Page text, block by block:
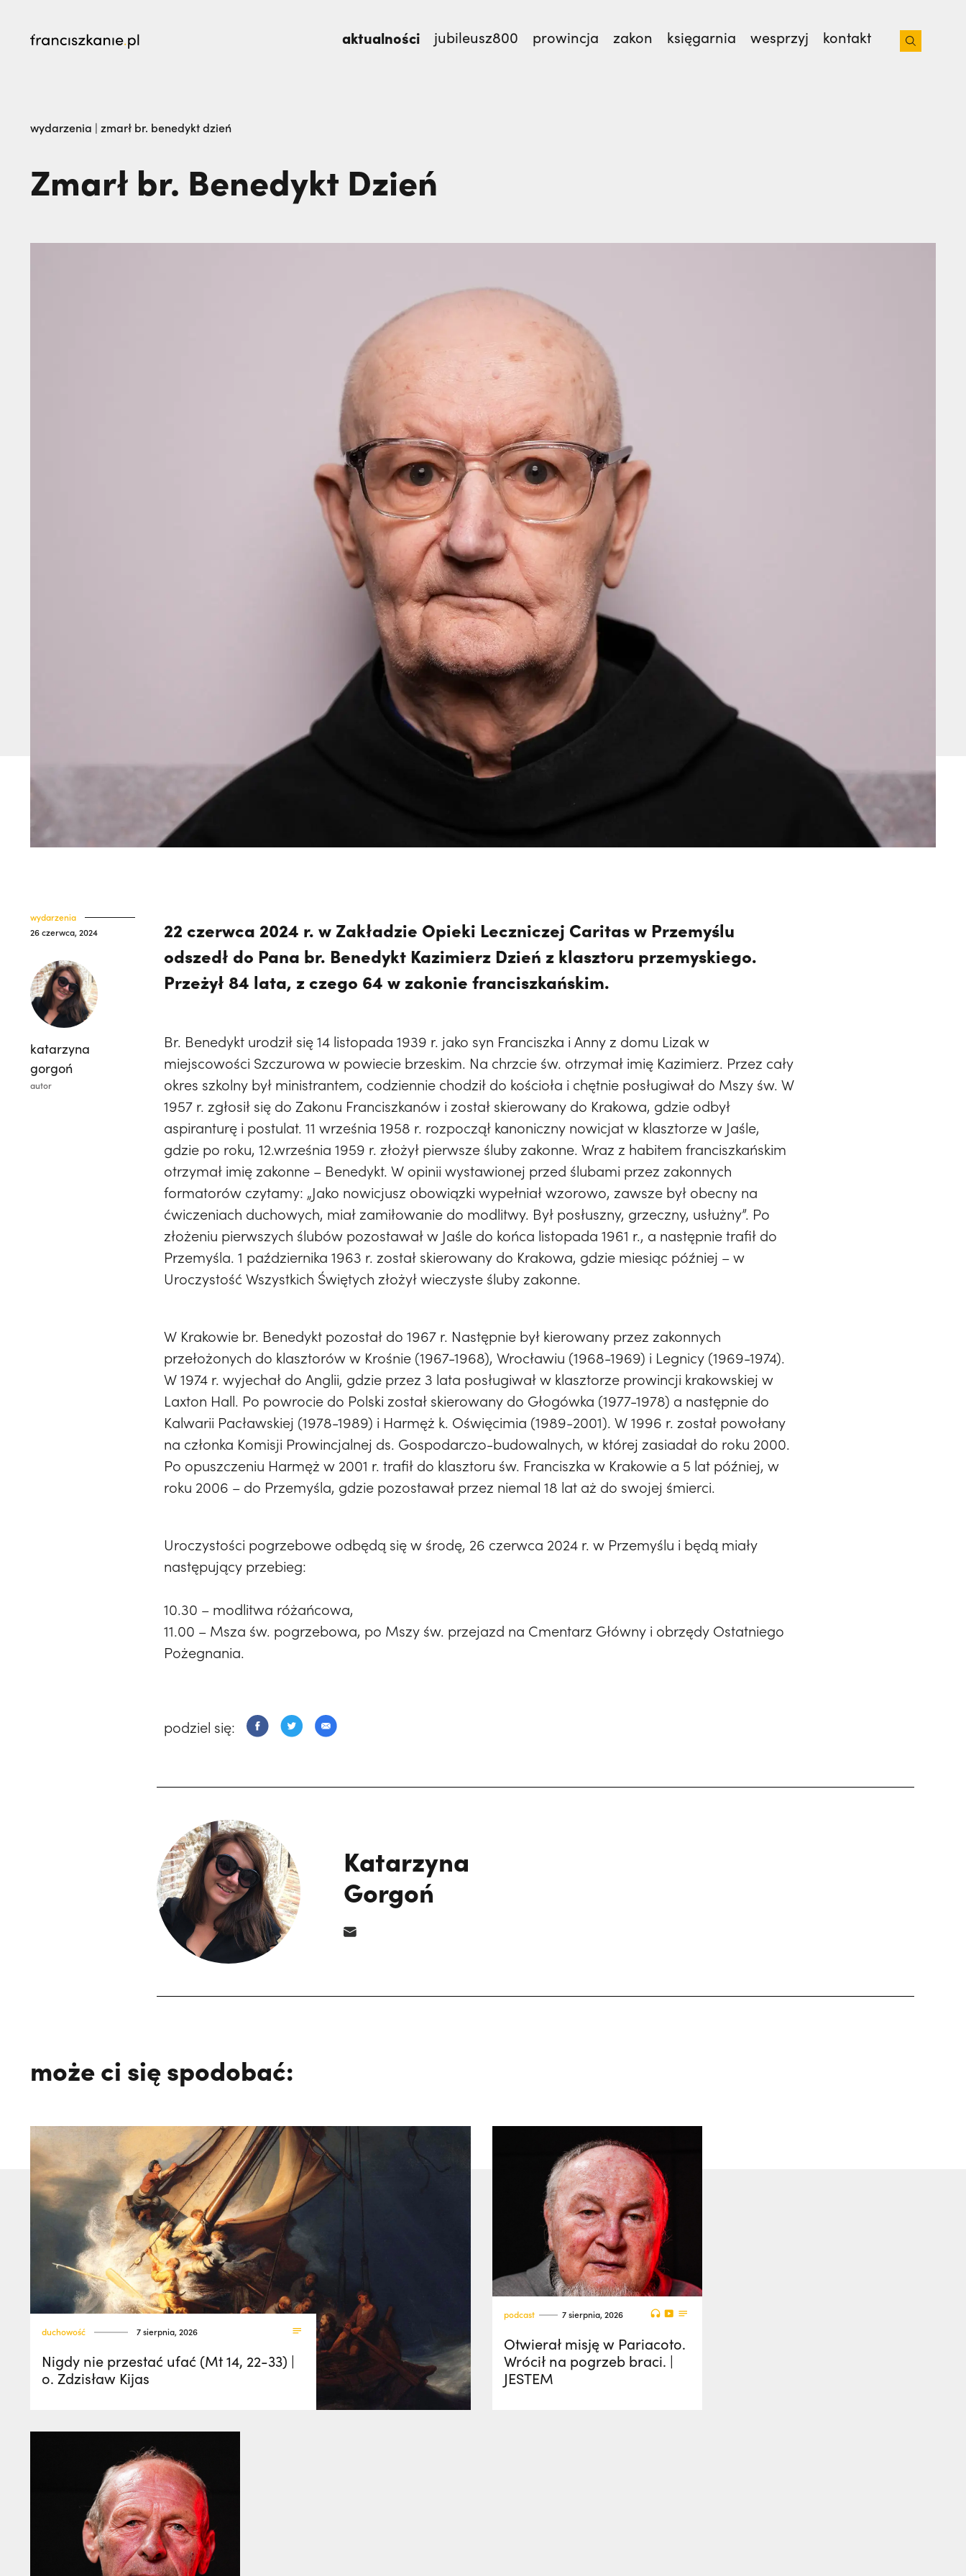
aktualności jubileusz800 prowincja zakon księgarnia wesprzyj kontakt
Nigdy nie przestać ufać (Mt 14, 22-33) | o. Zdzisław Kijas,
wydarzenia | zmarł br. benedykt dzień
Zmarł br. Benedykt Dzień
wydarzenia
26 czerwca, 2024
katarzyna
gorgoń
autor
22 czerwca 2024 r. w Zakładzie Opieki Leczniczej Caritas w Przemyślu
odszedł do Pana br. Benedykt Kazimierz Dzień z klasztoru przemyskiego.
Przeżył 84 lata, z czego 64 w zakonie franciszkańskim.
Br. Benedykt urodził się 14 listopada 1939 r. jako syn Franciszka i Anny z domu Lizak w
miejscowości Szczurowa w powiecie brzeskim. Na chrzcie św. otrzymał imię Kazimierz. Przez cały
okres szkolny był ministrantem, codziennie chodził do kościoła i chętnie posługiwał do Mszy św. W
1957 r. zgłosił się do Zakonu Franciszkanów i został skierowany do Krakowa, gdzie odbył
aspiranturę i postulat. 11 września 1958 r. rozpoczął kanoniczny nowicjat w klasztorze w Jaśle,
gdzie po roku, 12.września 1959 r. złożył pierwsze śluby zakonne. Wraz z habitem franciszkańskim
otrzymał imię zakonne – Benedykt. W opinii wystawionej przed ślubami przez zakonnych
formatorów czytamy: „Jako nowicjusz obowiązki wypełniał wzorowo, zawsze był obecny na
ćwiczeniach duchowych, miał zamiłowanie do modlitwy. Był posłuszny, grzeczny, usłużny”. Po
złożeniu pierwszych ślubów pozostawał w Jaśle do końca listopada 1961 r., a następnie trafił do
Przemyśla. 1 października 1963 r. został skierowany do Krakowa, gdzie miesiąc później – w
Uroczystość Wszystkich Świętych złożył wieczyste śluby zakonne.
W Krakowie br. Benedykt pozostał do 1967 r. Następnie był kierowany przez zakonnych
przełożonych do klasztorów w Krośnie (1967-1968), Wrocławiu (1968-1969) i Legnicy (1969-1974).
W 1974 r. wyjechał do Anglii, gdzie przez 3 lata posługiwał w klasztorze prowincji krakowskiej w
Laxton Hall. Po powrocie do Polski został skierowany do Głogówka (1977-1978) a następnie do
Kalwarii Pacławskiej (1978-1989) i Harmęż k. Oświęcimia (1989-2001). W 1996 r. został powołany
na członka Komisji Prowincjalnej ds. Gospodarczo-budowalnych, w której zasiadał do roku 2000.
Po opuszczeniu Harmęż w 2001 r. trafił do klasztoru św. Franciszka w Krakowie a 5 lat później, w
roku 2006 – do Przemyśla, gdzie pozostawał przez niemal 18 lat aż do swojej śmierci.
Uroczystości pogrzebowe odbędą się w środę, 26 czerwca 2024 r. w Przemyślu i będą miały
następujący przebieg:
10.30 – modlitwa różańcowa,
11.00 – Msza św. pogrzebowa, po Mszy św. przejazd na Cmentarz Główny i obrzędy Ostatniego
Pożegnania.
podziel się:
Katarzyna
Gorgoń
może ci się spodobać:
duchowość 7 sierpnia, 2026
Nigdy nie przestać ufać (Mt 14, 22-33) |
o. Zdzisław Kijas
podcast 7 sierpnia, 2026
Otwierał misję w Pariacoto.
Wrócił na pogrzeb braci. |
JESTEM